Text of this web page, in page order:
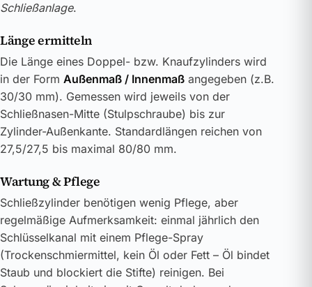
Schließanlage.
Länge ermitteln
Die Länge eines Doppel- bzw. Knaufzylinders wird
in der Form Außenmaß / Innenmaß angegeben (z.B.
30/30 mm). Gemessen wird jeweils von der
Schließnasen-Mitte (Stulpschraube) bis zur
Zylinder-Außenkante. Standardlängen reichen von
27,5/27,5 bis maximal 80/80 mm.
Wartung & Pflege
Schließzylinder benötigen wenig Pflege, aber
regelmäßige Aufmerksamkeit: einmal jährlich den
Schlüsselkanal mit einem Pflege-Spray
(Trockenschmiermittel, kein Öl oder Fett – Öl bindet
Staub und blockiert die Stifte) reinigen. Bei